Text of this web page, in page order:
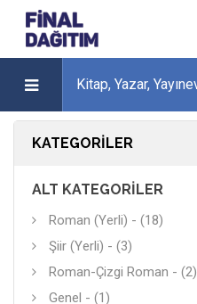
KATEGORILER
ALT KATEGORILER
Roman (Yerli) - (18)
Şiir (Yerli) - (3)
Roman-Çizgi Roman - (2)
Genel - (1)